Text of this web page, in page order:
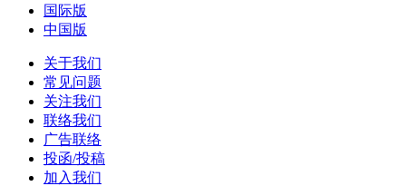
国际版
中国版
关于我们
常见问题
关注我们
联络我们
广告联络
投函/投稿
加入我们